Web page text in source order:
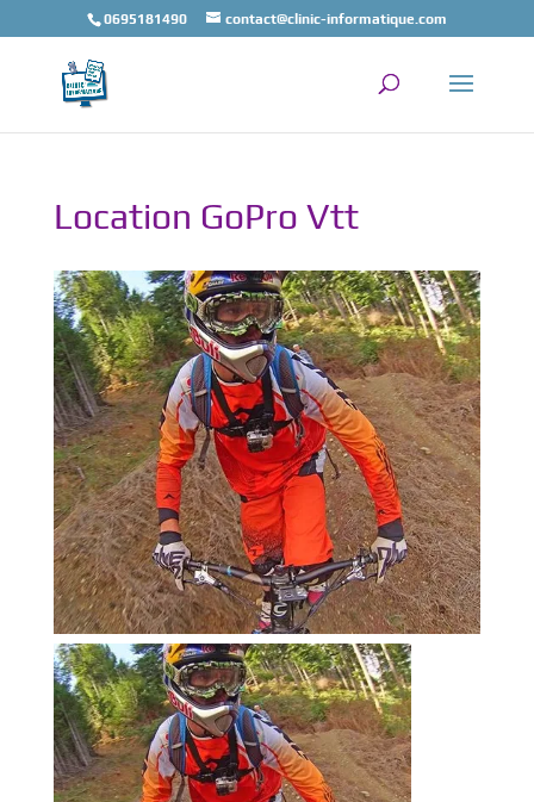
0695181490 contact@clinic-informatique.com
Location GoPro Vtt